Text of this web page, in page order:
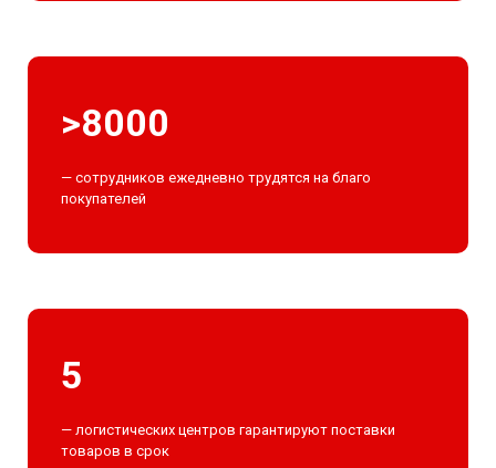
>8000
— сотрудников ежедневно трудятся на благо
покупателей
5
— логистических центров гарантируют поставки
товаров в срок